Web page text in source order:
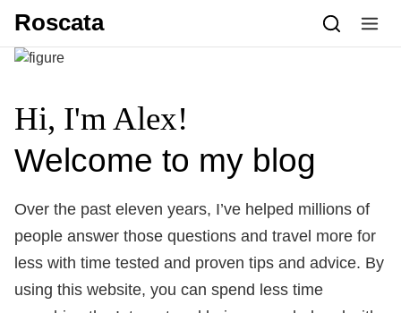
Roscata
Hi, I'm Alex!
Welcome to my blog
Over the past eleven years, I’ve helped millions of
people answer those questions and travel more for
less with time tested and proven tips and advice. By
using this website, you can spend less time